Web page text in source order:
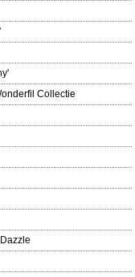
Collectie